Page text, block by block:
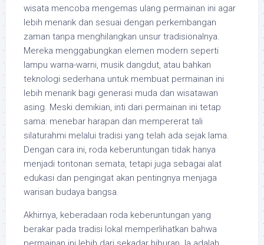
wisata mencoba mengemas ulang permainan ini agar
lebih menarik dan sesuai dengan perkembangan
zaman tanpa menghilangkan unsur tradisionalnya.
Mereka menggabungkan elemen modern seperti
lampu warna-warni, musik dangdut, atau bahkan
teknologi sederhana untuk membuat permainan ini
lebih menarik bagi generasi muda dan wisatawan
asing. Meski demikian, inti dari permainan ini tetap
sama: menebar harapan dan mempererat tali
silaturahmi melalui tradisi yang telah ada sejak lama.
Dengan cara ini, roda keberuntungan tidak hanya
menjadi tontonan semata, tetapi juga sebagai alat
edukasi dan pengingat akan pentingnya menjaga
warisan budaya bangsa.
Akhirnya, keberadaan roda keberuntungan yang
berakar pada tradisi lokal memperlihatkan bahwa